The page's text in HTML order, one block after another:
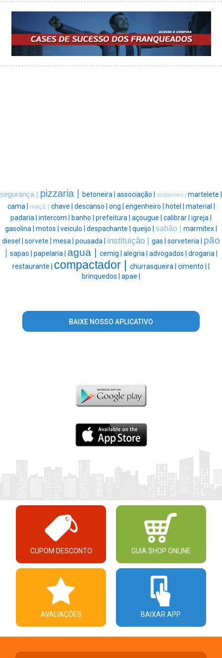
segurança | pizzaria | betoneira | associação | andaimes | martelete |
cama |
maçã | chave | descanso | ong | engenheiro | hotel | material |
padaria | intercom | banho | prefeitura | açougue | calibrar | igreja |
gasolina | motos | veiculo | despachante | queijo | sabão | marmitex |
diesel | sorvete | mesa | pousada | instituição | gas | sorveteria | pão
| sapao | papelaria | agua | cemig | alegria | advogados | drogaria |
restaurante | compactador | churrasqueira | cimento |
brinquedos | apae |
BAIXE NOSSO APLICATIVO
CUPOM DESCONTO GUIA SHOP ONLINE
AVALIAÇÕES BAIXAR APP